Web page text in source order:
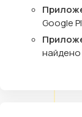
Google